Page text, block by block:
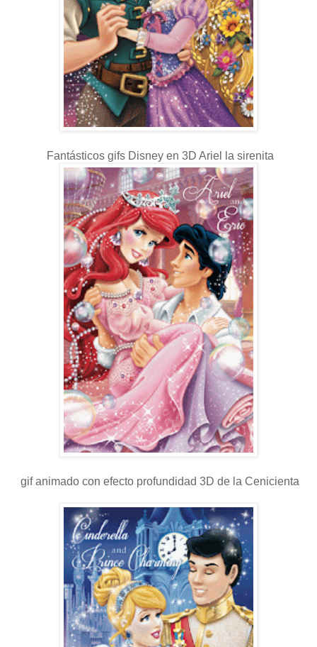
Fantásticos gifs Disney en 3D Ariel la sirenita
gif animado con efecto profundidad 3D de la Cenicienta